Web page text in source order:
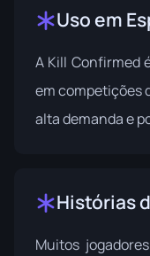
Uso em
A Kill Confirmed
em competições
alta demanda e
Histórias
Muitos